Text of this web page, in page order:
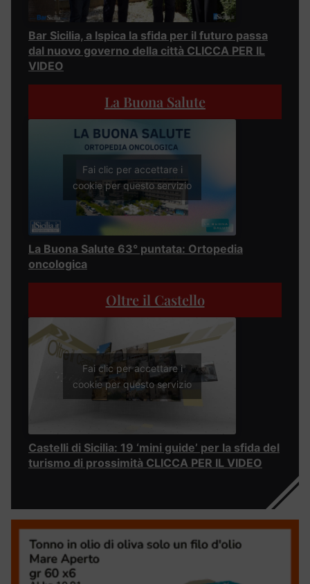
Bar Sicilia, a Ispica la sfida per il futuro passa
dal nuovo governo della città CLICCA PER IL
VIDEO
La Buona Salute
Fai clic per accettare i
cookie per questo servizio
La Buona Salute 63° puntata: Ortopedia
oncologica
Oltre il Castello
Fai clic per accettare i
cookie per questo servizio
Castelli di Sicilia: 19 ‘mini guide’ per la sfida del
turismo di prossimità CLICCA PER IL VIDEO